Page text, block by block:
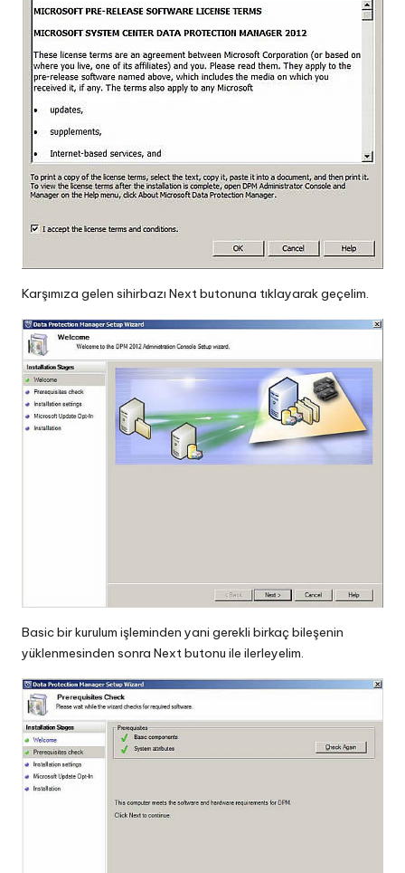
Karşımıza gelen sihirbazı Next butonuna tıklayarak geçelim.
Basic bir kurulum işleminden yani gerekli birkaç bileşenin
yüklenmesinden sonra Next butonu ile ilerleyelim.